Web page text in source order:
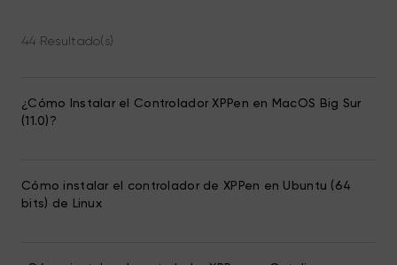
44 Resultado(s)
¿Cómo Instalar el Controlador XPPen en MacOS Big Sur
(11.0)?
Cómo instalar el controlador de XPPen en Ubuntu (64
bits) de Linux